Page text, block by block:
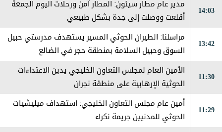
14:03
مدير عام مطار سيئون: المطار آمن ورحلات اليوم الجمعة
أقلعت ووصلت إلى جدة بشكل طبيعي
13:42
مراسلنا: الطيران الحوثي المسير يستهدف مدرستي حبيل
السوق وحبيل السلامة بمنطقة حجر في الضالع
11:30
الأمين العام لمجلس التعاون الخليجي يدين الاعتداءات
الحوثية الإرهابية على منطقة نجران
11:29
أمين عام مجلس التعاون الخليجي: استهداف ميليشيات
الحوثي للمدنيين جريمة نكراء